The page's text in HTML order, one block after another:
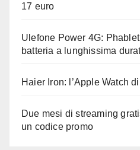
17 euro
Ulefone Power 4G:
batteria a lunghissima
Haier Iron: l’Apple Watch
Due mesi di streaming
un codice promo